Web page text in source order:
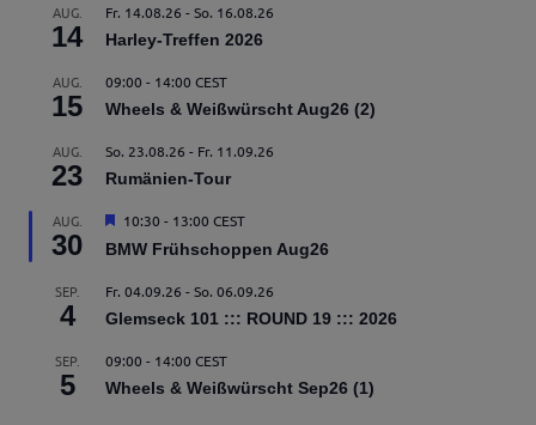
AUG.
14
Fr. 14.08.26 -So. 16.08.26
Harley-Treffen 2026
AUG.
15
09:00 - 14:00 CEST
Wheels & Weißwürscht Aug26 (2)
AUG.
23
So. 23.08.26 - Fr. 11.09.26
Rumänien-Tour
AUG.
30
Hervorgehoben
10:30 - 13:00 CEST
BMW Frühschoppen Aug26
SEP.
4
Fr. 04.09.26 -So. 06.09.26
Glemseck 101 ::: ROUND 19 ::: 2026
SEP.
5
09:00 - 14:00 CEST
Wheels & Weißwürscht Sep26 (1)